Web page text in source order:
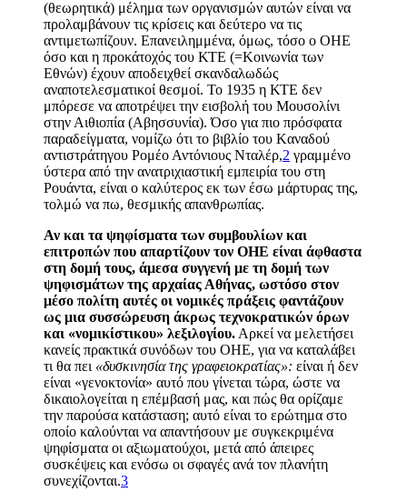
(θεωρητικά) μέλημα των οργανισμών αυτών είναι να
προλαμβάνουν τις κρίσεις και δεύτερο να τις
αντιμετωπίζουν. Επανειλημμένα, όμως, τόσο ο ΟΗΕ
όσο και η προκάτοχός του ΚΤΕ (=Κοινωνία των
Εθνών) έχουν αποδειχθεί σκανδαλωδώς
αναποτελεσματικοί θεσμοί. Το 1935 η ΚΤΕ δεν
μπόρεσε να αποτρέψει την εισβολή του Μουσολίνι
στην Αιθιοπία (Αβησσυνία).Όσο για πιο πρόσφατα
παραδείγματα, νομίζω ότι το βιβλίο του Kαναδού
αντιστράτηγου Ρομέο Αντόνιους Νταλέρ,2 γραμμένο
ύστερα από την ανατριχιαστική εμπειρία του στη
Ρουάντα, είναι ο καλύτερος εκ των έσω μάρτυρας της,
τολμώ να πω, θεσμικής απανθρωπίας.
Αν και τα ψηφίσματα των συμβουλίων και
επιτροπών που απαρτίζουν τον ΟΗΕ είναι άφθαστα
στη δομή τους, άμεσα συγγενή με τη δομή των
ψηφισμάτων της αρχαίας Αθήνας, ωστόσο στον
μέσο πολίτη αυτές οι νομικές πράξεις φαντάζουν
ως μια συσσώρευση άκρως τεχνοκρατικών όρων
και «νομικίστικου» λεξιλογίου. Αρκεί να μελετήσει
κανείς πρακτικά συνόδων του ΟΗΕ, για να καταλάβει
τι θα πει «δυσκινησία της γραφειοκρατίας»: είναι ή δεν
είναι «γενοκτονία» αυτό που γίνεται τώρα, ώστε να
δικαιολογείται η επέμβασή μας, και πώς θα ορίζαμε
την παρούσα κατάσταση; αυτό είναι το ερώτημα στο
οποίο καλούνται να απαντήσουν με συγκεκριμένα
ψηφίσματα οι αξιωματούχοι, μετά από άπειρες
συσκέψεις και ενόσω οι σφαγές ανά τον πλανήτη
συνεχίζονται.3